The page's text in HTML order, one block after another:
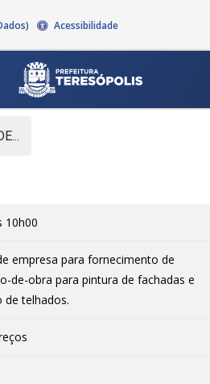
Acessibilidade
10h00
empresa para fornecimento de
de-obra para pintura de fachadas e
de telhados.